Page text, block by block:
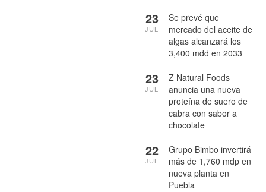
Se prevé que
mercado del aceite de
algas alcanzará los
3,400 mdd en 2033
23
JUL
Z Natural Foods
anuncia una nueva
proteína de suero de
cabra con sabor a
chocolate
23
JUL
Grupo Bimbo invertirá
más de 1,760 mdp en
nueva planta en
Puebla
22
JUL